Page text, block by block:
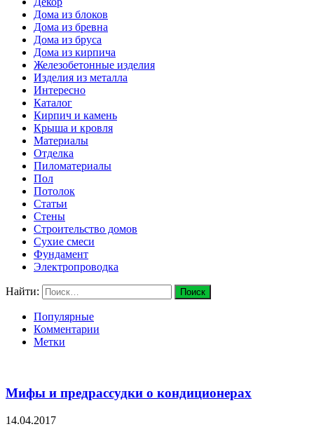
Дома из блоков
Дома из бревна
Дома из бруса
Дома из кирпича
Железобетонные изделия
Изделия из металла
Интересно
Каталог
Кирпич и камень
Крыша и кровля
Материалы
Отделка
Пиломатериалы
Пол
Потолок
Статьи
Стены
Строительство домов
Сухие смеси
Фундамент
Электропроводка
Найти:
Популярные
Комментарии
Метки
Мифы и предрассудки о кондиционерах
14.04.2017